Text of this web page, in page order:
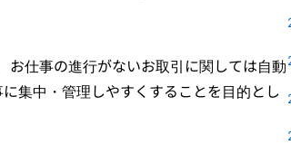
お仕事の進行がないお取引に関しては自動
集中・管理しやすくすることを目的とし